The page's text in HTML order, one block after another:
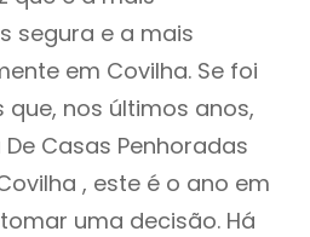
segura e a mais
em Covilha. Se foi
nos últimos anos,
Casas Penhoradas
, este é o ano em
uma decisão. Há